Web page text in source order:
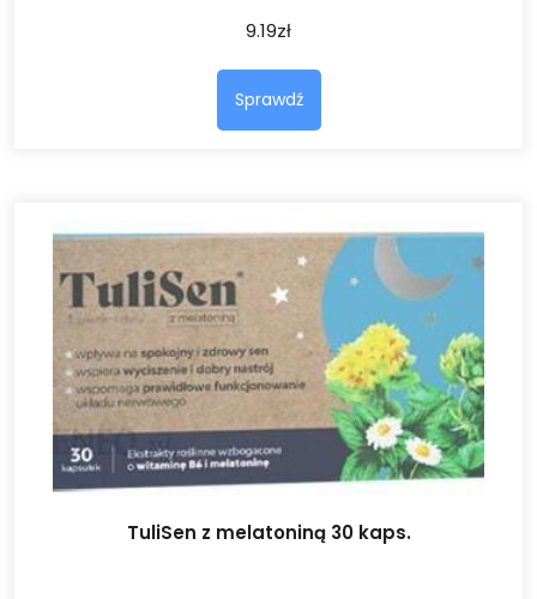
9.19zł
Sprawdź
TuliSen z melatoniną 30 kaps.